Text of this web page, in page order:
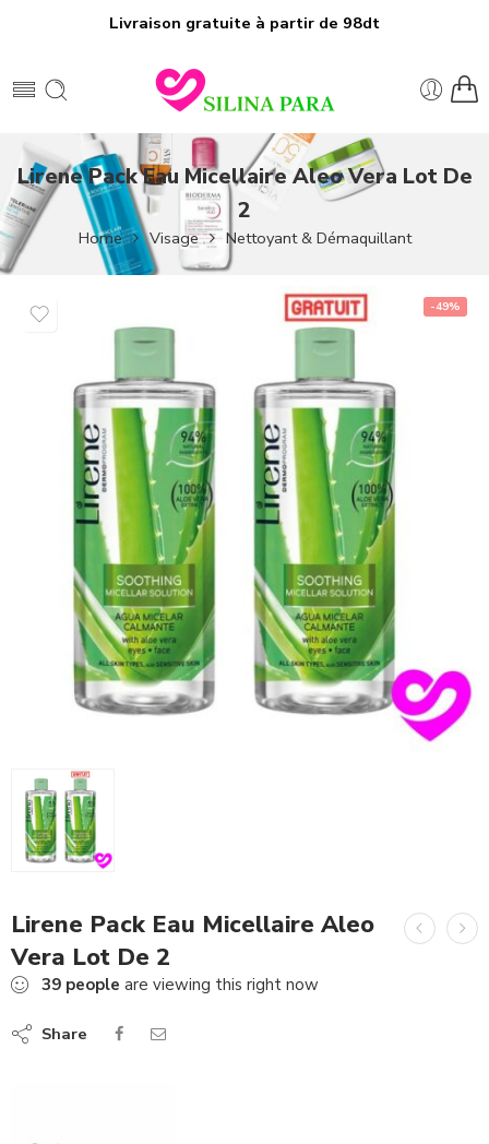
Livraison gratuite à partir de 98dt
Lirene Pack Eau Micellaire Aleo Vera Lot De
2
Home Visage Nettoyant & Démaquillant
-49%
Lirene Pack Eau Micellaire Aleo
Vera Lot De 2
39 people are viewing this right now
Share